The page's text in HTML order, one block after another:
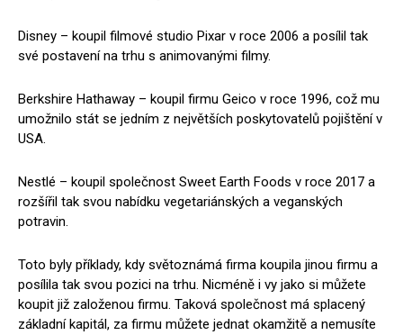
Disney – koupil filmové studio Pixar v roce 2006 a posílil tak
své postavení na trhu s animovanými filmy.
Berkshire Hathaway – koupil firmu Geico v roce 1996, což mu
umožnilo stát se jedním z největších poskytovatelů pojištění v
USA.
Nestlé – koupil společnost Sweet Earth Foods v roce 2017 a
rozšířil tak svou nabídku vegetariánských a veganských
potravin.
Toto byly příklady, kdy světoznámá firma koupila jinou firmu a
posílila tak svou pozici na trhu. Nicméně i vy jako si můžete
koupit již založenou firmu. Taková společnost má splacený
základní kapitál, za firmu můžete jednat okamžitě a nemusíte